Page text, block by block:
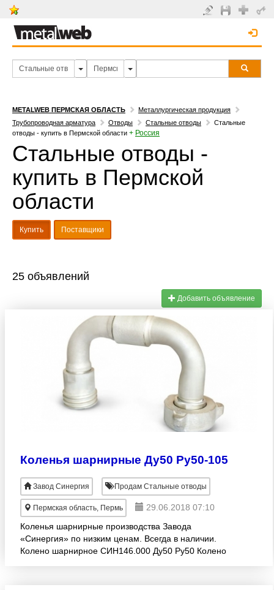
METALWEB ПЕРМСКАЯ ОБЛАСТЬ
Металлургическая продукция
Трубопроводная арматура
Отводы Стальные отводы
Стальные
отводы - купить в Пермской области + Россия
Стальные отводы -
купить в Пермской
области
Купить Поставщики
25 объявлений
Добавить объявление
Коленья шарнирные Ду50 Ру50-105
Завод Синергия Продам Стальные отводы
Пермская область, Пермь
29.06.2018 07:10
Коленья шарнирные производства Завода
«Синергия» по низким ценам. Всегда в наличии.
Колено шарнирное СИН146.000 Ду50 Ру50 Колено